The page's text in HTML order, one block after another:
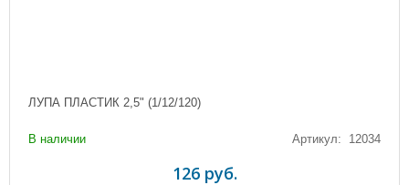
ЛУПА ПЛАСТИК 2,5" (1/12/120)
В наличии Артикул: 12034
126 руб.